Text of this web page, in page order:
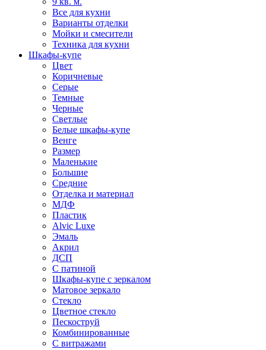
Все для кухни
Варианты отделки
Мойки и смесители
Техника для кухни
Шкафы-купе
Цвет
Коричневые
Серые
Темные
Черные
Светлые
Белые шкафы-купе
Венге
Размер
Маленькие
Большие
Средние
Отделка и материал
МДФ
Пластик
Alvic Luxe
Эмаль
Акрил
ДСП
С патиной
Шкафы-купе с зеркалом
Матовое зеркало
Стекло
Цветное стекло
Пескоструй
Комбинированные
С витражами